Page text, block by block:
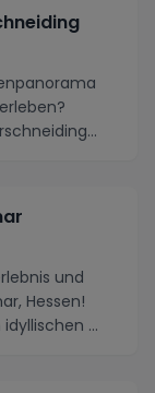
und
Hessen!
...